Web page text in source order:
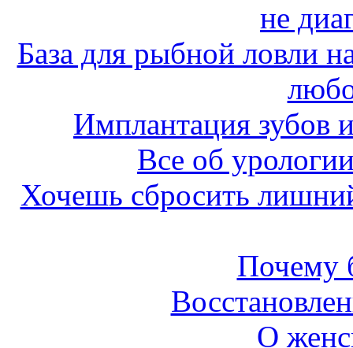
не
База для рыбной ловли
Имплантация зубов
Все об
Хочешь сбросить
Почему
О